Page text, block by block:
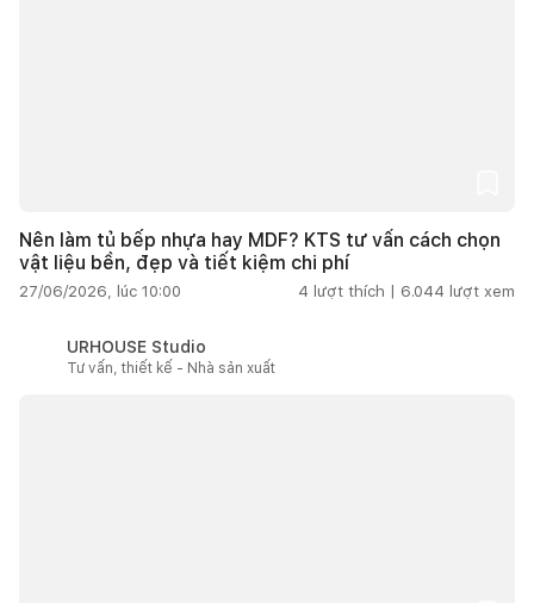
Nên làm tủ bếp nhựa hay MDF? KTS tư vấn cách chọn
vật liệu bền, đẹp và tiết kiệm chi phí
27/06/2026, lúc 10:00 4 lượt thích | 6.044 lượt xem
URHOUSE Studio
Tư vấn, thiết kế - Nhà sản xuất